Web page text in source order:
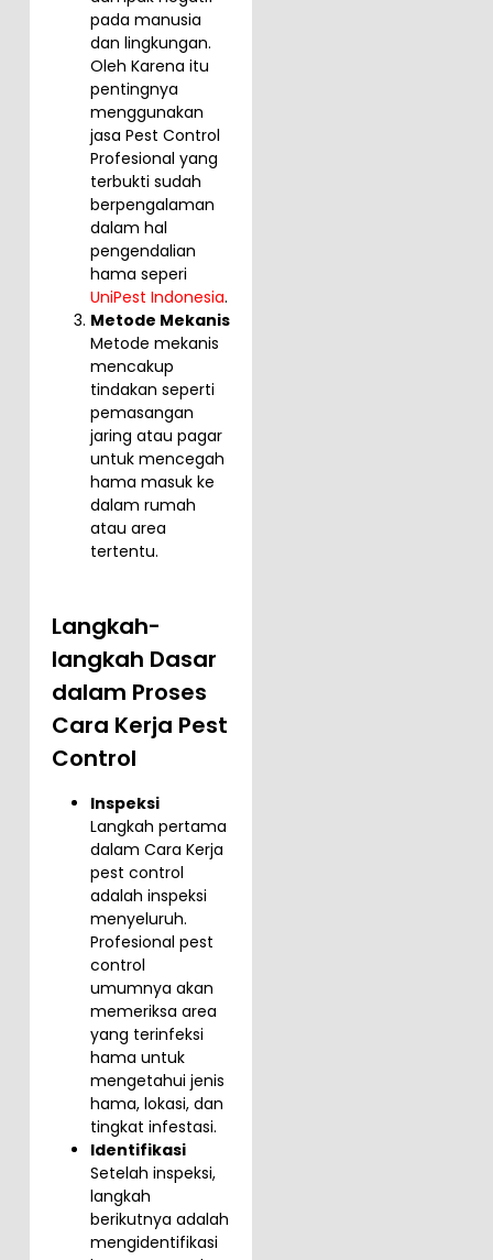
pada manusia
dan lingkungan.
Oleh Karena itu
pentingnya
menggunakan
jasa Pest Control
Profesional yang
terbukti sudah
berpengalaman
dalam hal
pengendalian
hama seperi
UniPest Indonesia.
Metode Mekanis
Metode mekanis
mencakup
tindakan seperti
pemasangan
jaring atau pagar
untuk mencegah
hama masuk ke
dalam rumah
atau area
tertentu.
Langkah-
langkah Dasar
dalam Proses
Cara Kerja Pest
Control
Inspeksi
Langkah pertama
dalam Cara Kerja
pest control
adalah inspeksi
menyeluruh.
Profesional pest
control
umumnya akan
memeriksa area
yang terinfeksi
hama untuk
mengetahui jenis
hama, lokasi, dan
tingkat infestasi.
Identifikasi
Setelah inspeksi,
langkah
berikutnya adalah
mengidentifikasi